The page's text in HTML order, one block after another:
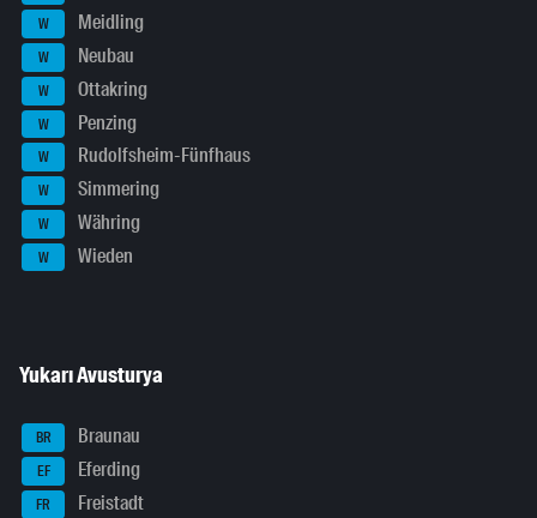
W Meidling
W Neubau
W Ottakring
W Penzing
W Rudolfsheim-Fünfhaus
W Simmering
W Währing
W Wieden
Yukarı Avusturya
BR Braunau
EF Eferding
FR Freistadt